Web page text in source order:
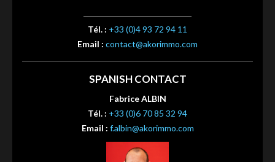
Tél. : +33 (0)4 93 72 94 11
Email : contact@akorimmo.com
SPANISH CONTACT
Fabrice ALBIN
Tél. : +33 (0)6 70 85 32 94
Email : f.albin@akorimmo.com